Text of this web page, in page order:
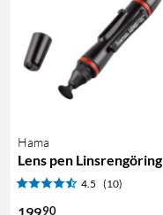
Hama
Lens pen Linsrengöring
4.5 (10)
90